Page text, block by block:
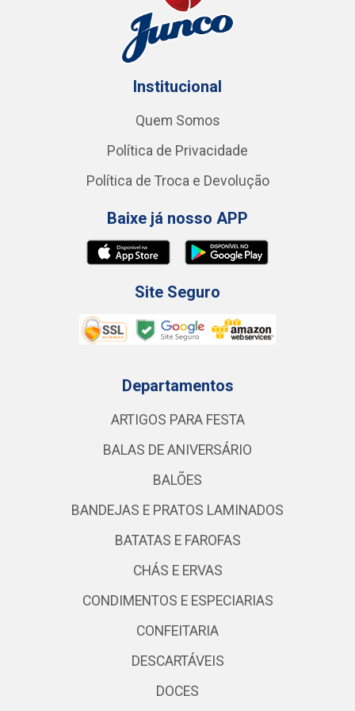
Institucional
Quem Somos
Política de Privacidade
Política de Troca e Devolução
Baixe já nosso APP
Site Seguro
Departamentos
ARTIGOS PARA FESTA
BALAS DE ANIVERSÁRIO
BALÕES
BANDEJAS E PRATOS LAMINADOS
BATATAS E FAROFAS
CHÁS E ERVAS
CONDIMENTOS E ESPECIARIAS
CONFEITARIA
DESCARTÁVEIS
DOCES